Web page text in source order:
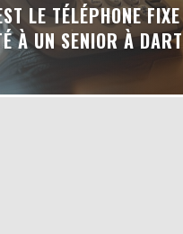
LE TÉLÉPHONE
À UN SENIOR À